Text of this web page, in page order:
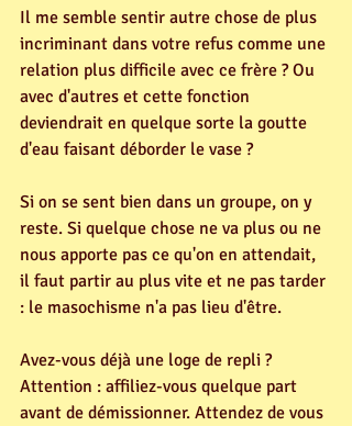
Il me semble sentir autre chose de plus
incriminant dans votre refus comme une
relation plus difficile avec ce frère ? Ou
avec d'autres et cette fonction
deviendrait en quelque sorte la goutte
d'eau faisant déborder le vase ?
Si on se sent bien dans un groupe, on y
reste. Si quelque chose ne va plus ou ne
nous apporte pas ce qu'on en attendait,
il faut partir au plus vite et ne pas tarder
: le masochisme n'a pas lieu d'être.
Avez-vous déjà une loge de repli ?
Attention : affiliez-vous quelque part
avant de démissionner. Attendez de vous